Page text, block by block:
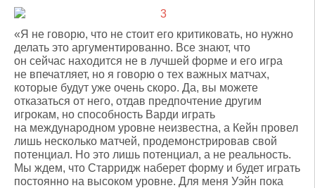
«Я не говорю, что не стоит его критиковать, но нужно
делать это аргументированно. Все знают, что
он сейчас находится не в лучшей форме и его игра
не впечатляет, но я говорю о тех важных матчах,
которые будут уже очень скоро. Да, вы можете
отказаться от него, отдав предпочтение другим
игрокам, но способность Варди играть
на международном уровне неизвестна, а Кейн провел
лишь несколько матчей, продемонстрировав свой
потенциал. Но это лишь потенциал, а не реальность.
Мы ждем, что Старридж наберет форму и будет играть
постоянно на высоком уровне. Для меня Уэйн пока